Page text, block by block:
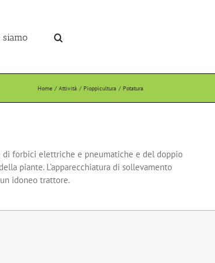
Home Attività Pioppicultura Potatura
di forbici elettriche e pneumatiche e del doppio
piante. L’apparecchiatura di sollevamento
idoneo trattore.